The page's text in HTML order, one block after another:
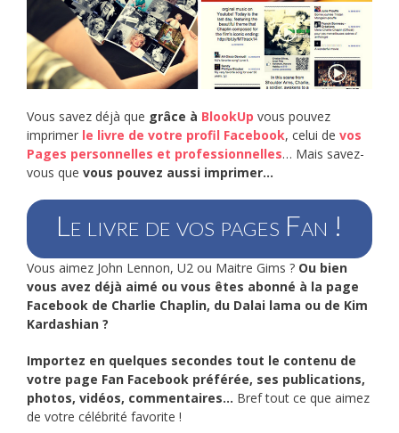
Vous savez déjà que grâce à BlookUp vous pouvez
imprimer le livre de votre profil Facebook, celui de vos
Pages personnelles et professionnelles… Mais savez-
vous que vous pouvez aussi imprimer…
Le livre de vos pages Fan !
Vous aimez John Lennon, U2 ou Maitre Gims ? Ou bien
vous avez déjà aimé ou vous êtes abonné à la page
Facebook de Charlie Chaplin, du Dalai lama ou de Kim
Kardashian ?
Importez en quelques secondes tout le contenu de
votre page Fan Facebook préférée, ses publications,
photos, vidéos, commentaires… Bref tout ce que aimez
de votre célébrité favorite !